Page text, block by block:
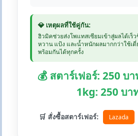
💎 เหตุผลที่ใช้คู่กัน:
ฮิวมิคช่วยส่งโพแทสเซียมเข้าสู่ผลได้เร็
หวาน แป้ง และน้ำหนักผลมากกว่าใช้เ
พร้อมกันได้ทุกครั้ง
💰 สตาร์เฟอร์: 250 บ
1kg: 250 บา
🛒 สั่งซื้อสตาร์เฟอร์: Lazada